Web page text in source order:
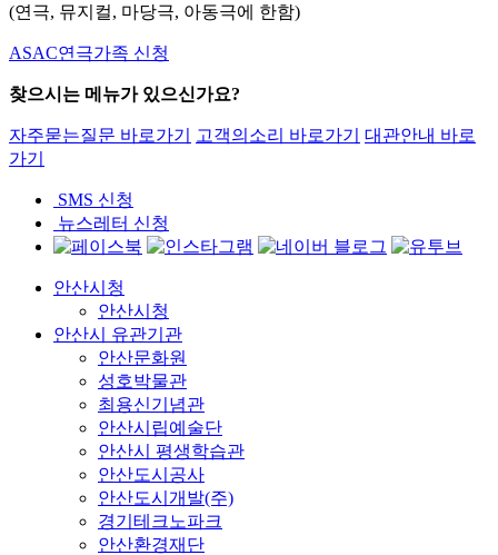
(연극, 뮤지컬, 마당극, 아동극에 한함)
ASAC연극가족 신청
찾으시는 메뉴가 있으신가요?
자주묻는질문 바로가기 고객의소리 바로가기
대관안내 바로
가기
SMS 신청
뉴스레터 신청
안산시청
안산시청
안산시 유관기관
안산문화원
성호박물관
최용신기념관
안산시립예술단
안산시 평생학습관
안산도시공사
안산도시개발(주)
경기테크노파크
안산환경재단